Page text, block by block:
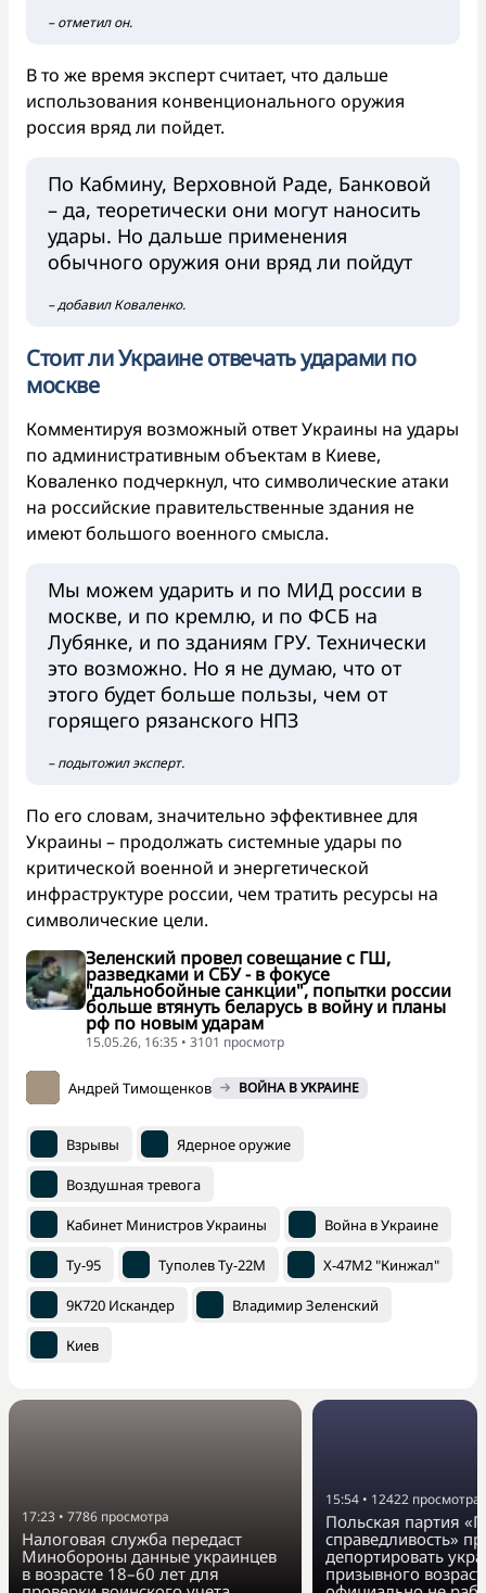
– отметил он.
В то же время эксперт считает, что дальше
использования конвенционального оружия
россия вряд ли пойдет.
По Кабмину, Верховной Раде, Банковой
– да, теоретически они могут наносить
удары. Но дальше применения
обычного оружия они вряд ли пойдут
– добавил Коваленко.
Стоит ли Украине отвечать ударами по
москве
Комментируя возможный ответ Украины на удары
по административным объектам в Киеве,
Коваленко подчеркнул, что символические атаки
на российские правительственные здания не
имеют большого военного смысла.
Мы можем ударить и по МИД россии в
москве, и по кремлю, и по ФСБ на
Лубянке, и по зданиям ГРУ. Технически
это возможно. Но я не думаю, что от
этого будет больше пользы, чем от
горящего рязанского НПЗ
– подытожил эксперт.
По его словам, значительно эффективнее для
Украины – продолжать системные удары по
критической военной и энергетической
инфраструктуре россии, чем тратить ресурсы на
символические цели.
Зеленский провел совещание с ГШ,
разведками и СБУ - в фокусе
"дальнобойные санкции", попытки россии
больше втянуть беларусь в войну и планы
рф по новым ударам
15.05.26, 16:35 • 3101 просмотр
Андрей Тимощенков ВОЙНА В УКРАИНЕ
Взрывы Ядерное оружие
Воздушная тревога
Кабинет Министров Украины Война в Украине
Ту-95 Туполев Ту-22М Х-47М2 "Кинжал"
9К720 Искандер Владимир Зеленский
Киев
17:23 • 7786 просмотра
Налоговая служба передаст
Минобороны данные украинцев
в возрасте 18–60 лет для
15:54 • 12422 просмотра
Польская партия
справедливость»
депортировать
призывного